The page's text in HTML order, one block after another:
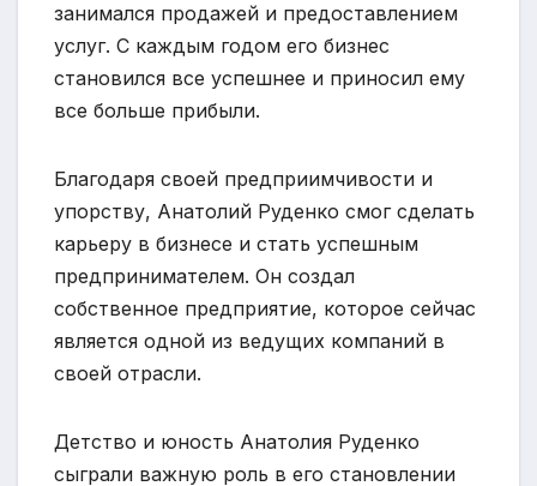
занимался продажей и предоставлением
услуг. С каждым годом его бизнес
становился все успешнее и приносил ему
все больше прибыли.
Благодаря своей предприимчивости и
упорству, Анатолий Руденко смог сделать
карьеру в бизнесе и стать успешным
предпринимателем. Он создал
собственное предприятие, которое сейчас
является одной из ведущих компаний в
своей отрасли.
Детство и юность Анатолия Руденко
сыграли важную роль в его становлении